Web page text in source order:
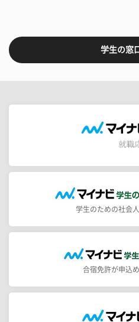
学生の窓
学生のための社会
合宿免許が申込